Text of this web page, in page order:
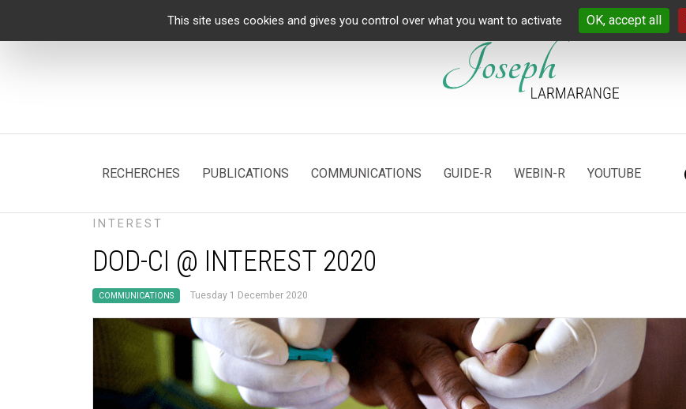
This site uses cookies and gives you control over what you want to activate OK, accept all
RECHERCHES PUBLICATIONS COMMUNICATIONS GUIDE-R WEBIN-R YOUTUBE
INTEREST
DOD-CI @ INTEREST 2020
COMMUNICATIONS Tuesday 1 December 2020